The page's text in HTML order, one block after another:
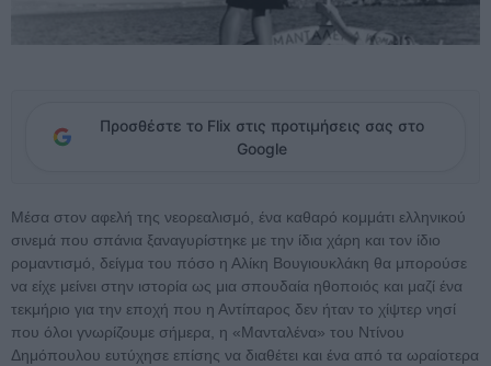
Προσθέστε το Flix στις προτιμήσεις σας στο
Google
Μέσα στον αφελή της νεορεαλισμό, ένα καθαρό κομμάτι ελληνικού
σινεμά που σπάνια ξαναγυρίστηκε με την ίδια χάρη και τον ίδιο
ρομαντισμό, δείγμα του πόσο η Αλίκη Βουγιουκλάκη θα μπορούσε
να είχε μείνει στην ιστορία ως μια σπουδαία ηθοποιός και μαζί ένα
τεκμήριο για την εποχή που η Αντίπαρος δεν ήταν το χίψτερ νησί
που όλοι γνωρίζουμε σήμερα, η «Μανταλένα» του Ντίνου
Δημόπουλου ευτύχησε επίσης να διαθέτει και ένα από τα ωραίοτερα